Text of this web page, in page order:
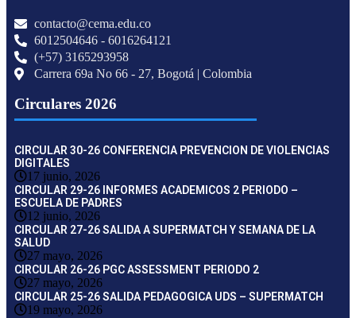
contacto@cema.edu.co
6012504646 - 6016264121
(+57) 3165293958
Carrera 69a No 66 - 27, Bogotá | Colombia
Circulares 2026
CIRCULAR 30-26 CONFERENCIA PREVENCION DE VIOLENCIAS
DIGITALES
17 junio, 2026
CIRCULAR 29-26 INFORMES ACADEMICOS 2 PERIODO –
ESCUELA DE PADRES
12 junio, 2026
CIRCULAR 27-26 SALIDA A SUPERMATCH Y SEMANA DE LA
SALUD
27 mayo, 2026
CIRCULAR 26-26 PGC ASSESSMENT PERIODO 2
27 mayo, 2026
CIRCULAR 25-26 SALIDA PEDAGOGICA UDS – SUPERMATCH
19 mayo, 2026